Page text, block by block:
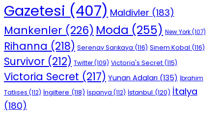
Gazetesi (407) Maldivler (183)
Mankenler (226) Moda (255) New York(107)
Rihanna (218) Serenay Sarıkaya (116) Sinem Kobal (116)
Survivor (212) Twitter(109) Victoria's Secret (115)
Victoria Secret (217) Yunan Adaları (135) İbrahim
Tatlıses (112) İngiltere (118) İspanya (112) İstanbul (120) İtalya
(180)